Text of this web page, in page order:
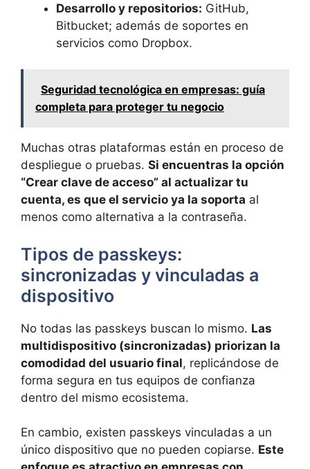
Desarrollo y repositorios: GitHub,
Bitbucket; además de soportes en
servicios como Dropbox.
Seguridad tecnológica en empresas: guía
completa para proteger tu negocio
Muchas otras plataformas están en proceso de
despliegue o pruebas. Si encuentras la opción
“Crear clave de acceso” al actualizar tu
cuenta, es que el servicio ya la soporta al
menos como alternativa a la contraseña.
Tipos de passkeys:
sincronizadas y vinculadas a
dispositivo
No todas las passkeys buscan lo mismo. Las
multidispositivo (sincronizadas) priorizan la
comodidad del usuario final, replicándose de
forma segura en tus equipos de confianza
dentro del mismo ecosistema.
En cambio, existen passkeys vinculadas a un
único dispositivo que no pueden copiarse. Este